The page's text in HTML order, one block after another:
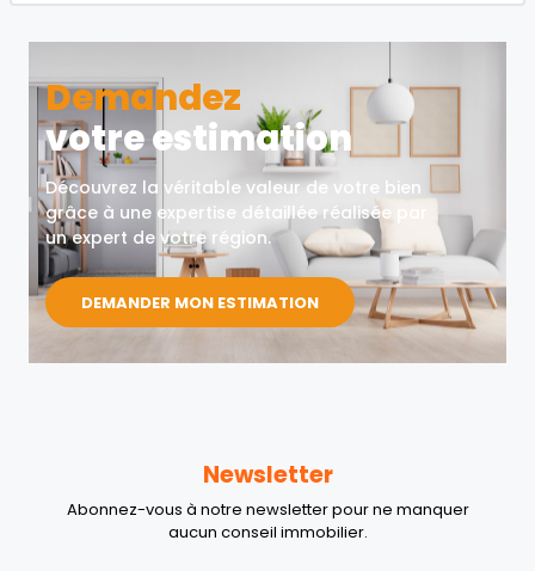
Demandez
votre estimation
Découvrez la véritable valeur de votre bien
grâce à une expertise détaillée réalisée par
un expert de votre région.
DEMANDER MON ESTIMATION
Newsletter
Abonnez-vous à notre newsletter pour ne manquer
aucun conseil immobilier.